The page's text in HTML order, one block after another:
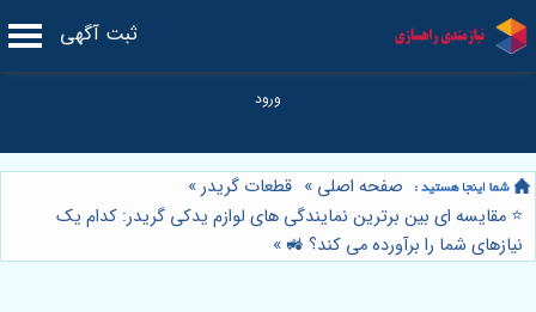
ثبت آگهی
صفحه اصلی » قطعات گریدر»
⭐️ مقایسه ای بین برترین نمایندگی های لوازم یدکی گریدر: کدام یک
نیازهای شما را برآورده می کند؟ 🚜 »